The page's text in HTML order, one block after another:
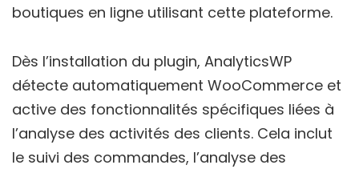
boutiques en ligne utilisant cette plateforme.
Dès l’installation du plugin, AnalyticsWP
détecte automatiquement WooCommerce et
active des fonctionnalités spécifiques liées à
l’analyse des activités des clients. Cela inclut
le suivi des commandes, l’analyse des